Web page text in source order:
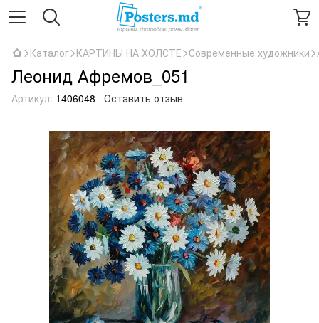
Каталог КАРТИНЫ НА ХОЛСТЕ Современные художники
Леонид Афремов_051
Артикул: 1406048 Оставить отзыв